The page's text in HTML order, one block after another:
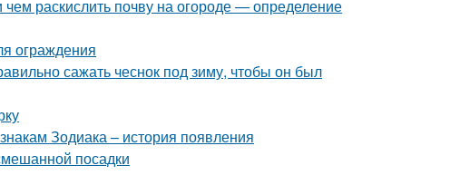
раскислить почву на огороде — определение
ограждения
сажать чеснок под зиму, чтобы он был
Зодиака – история появления
посадки